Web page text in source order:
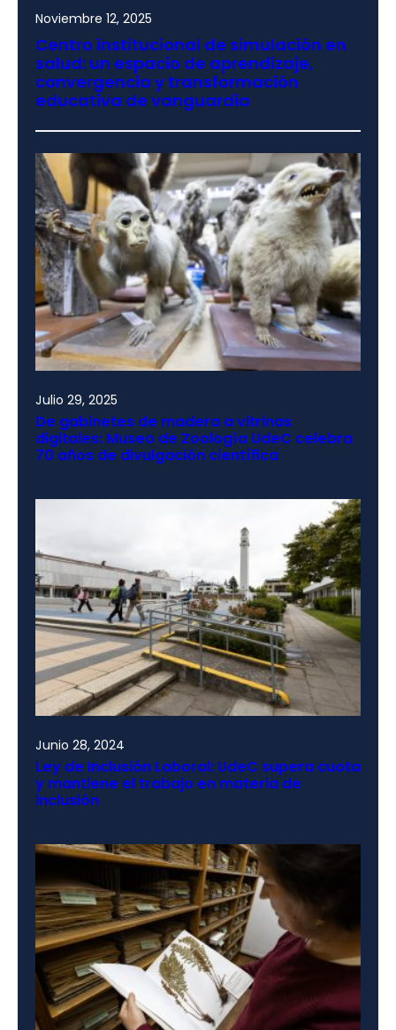
Noviembre 12, 2025
Centro institucional de simulación en
salud: un espacio de aprendizaje,
convergencia y transformación
educativa de vanguardia
Julio 29, 2025
De gabinetes de madera a vitrinas
digitales: Museo de Zoología UdeC celebra
70 años de divulgación científica
Junio 28, 2024
Ley de Inclusión Laboral: UdeC supera cuota
y mantiene el trabajo en materia de
inclusión